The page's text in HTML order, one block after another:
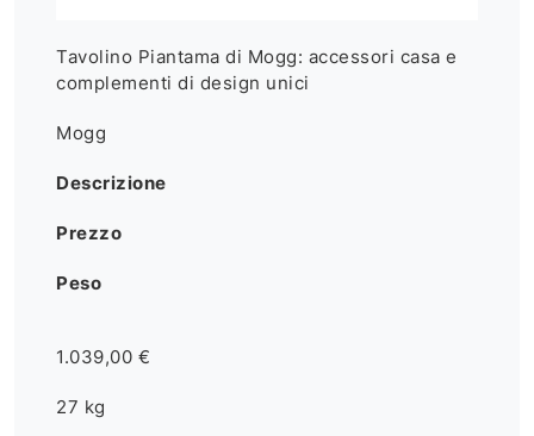
Tavolino Piantama di Mogg: accessori casa e
complementi di design unici
Mogg
Descrizione
Prezzo
Peso
1.039,00 €
27 kg